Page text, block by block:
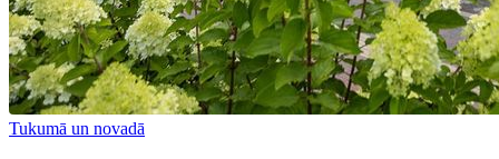
Tukumā un novadā